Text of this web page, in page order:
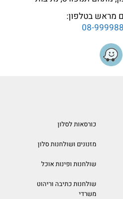
מראש בטלפון:
08-
כורסאות לסלון
מזנונים ושולחנות סלון
שולחנות ופינות אוכל
שולחנות כתיבה וריהוט
משרדי